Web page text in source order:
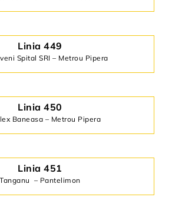
Linia 449
Spital SRI – Metrou Pipera
Linia 450
Baneasa – Metrou Pipera
Linia 451
Tanganu – Pantelimon